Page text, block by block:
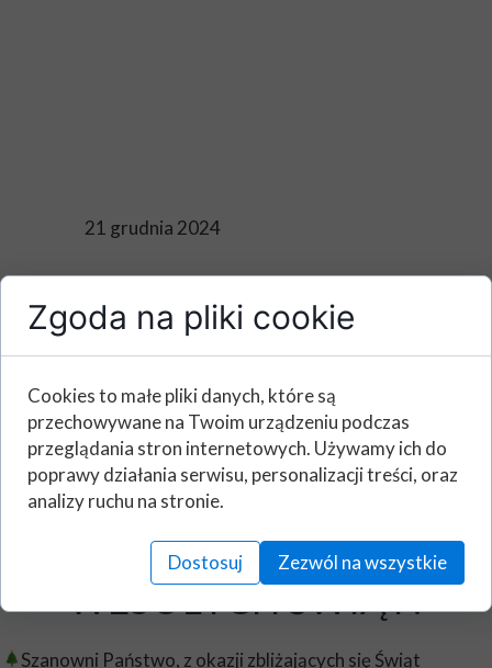
21 grudnia 2024
WESOŁYCH ŚWIĄT!
Szanowni Państwo, z okazji zbliżających się Świąt
Zgoda na pliki cookie
Cookies to małe pliki danych, które są
przechowywane na Twoim urządzeniu podczas
przeglądania stron internetowych. Używamy ich do
poprawy działania serwisu, personalizacji treści, oraz
analizy ruchu na stronie.
Dostosuj Zezwól na wszystkie